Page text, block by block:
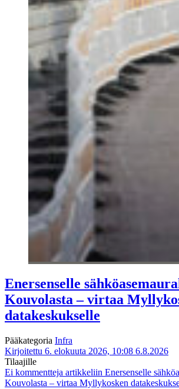
Enersenselle
Kouvolasta – virtaa
datakeskukselle
Pääkategoria Infra
Kirjoitettu 6. elokuuta 2026, 10:08 6.8.2026
Tilaajille
Ei kommentteja artikkeliin Enersenselle
Kouvolasta – virtaa Myllykosken